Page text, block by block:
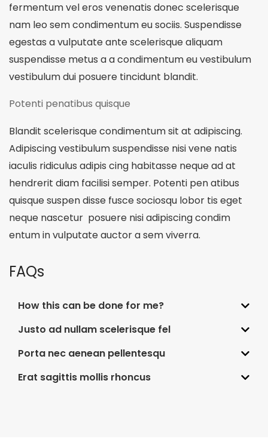
fermentum vel eros venenatis donec scelerisque
nam leo sem condimentum eu sociis. Suspendisse
egestas a vulputate ante scelerisque aliquam
suspendisse metus a a condimentum eu vestibulum
vestibulum dui posuere tincidunt blandit.
Potenti penatibus quisque
Blandit scelerisque condimentum sit at adipiscing.
Adipiscing vestibulum suspendisse nisi vene natis
iaculis ridiculus adipis cing habitasse neque ad at
hendrerit diam facilisi semper. Potenti pen atibus
quisque suspen disse fusce sociosqu lobor tis eget
neque nascetur posuere nisi adipiscing condim
entum in vulputate auctor a sem viverra.
FAQs
How this can be done for me?
Justo ad nullam scelerisque fel
Porta nec aenean pellentesqu
Erat sagittis mollis rhoncus